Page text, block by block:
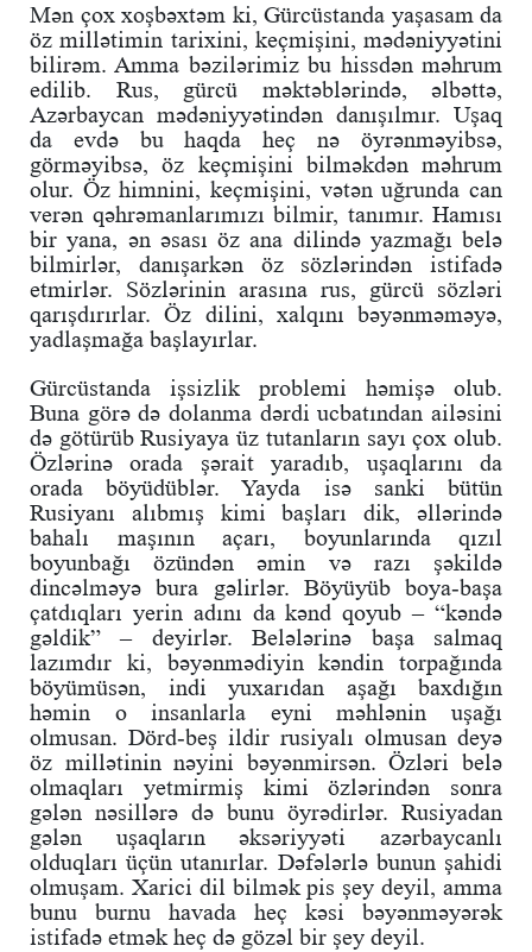
Mən çox xoşbəxtəm ki, Gürcüstanda yaşasam da
öz millətimin tarixini, keçmişini, mədəniyyətini
bilirəm. Amma bəzilərimiz bu hissdən məhrum
edilib. Rus, gürcü məktəblərində, əlbəttə,
Azərbaycan mədəniyyətindən danışılmır. Uşaq
da evdə bu haqda heç nə öyrənməyibsə,
görməyibsə, öz keçmişini bilməkdən məhrum
olur. Öz himnini, keçmişini, vətən uğrunda can
verən qəhrəmanlarımızı bilmir, tanımır. Hamısı
bir yana, ən əsası öz ana dilində yazmağı belə
bilmirlər, danışarkən öz sözlərindən istifadə
etmirlər. Sözlərinin arasına rus, gürcü sözləri
qarışdırırlar. Öz dilini, xalqını bəyənməməyə,
yadlaşmağa başlayırlar.
Gürcüstanda işsizlik problemi həmişə olub.
Buna görə də dolanma dərdi ucbatından ailəsini
də götürüb Rusiyaya üz tutanların sayı çox olub.
Özlərinə orada şərait yaradıb, uşaqlarını da
orada böyüdüblər. Yayda isə sanki bütün
Rusiyanı alıbmış kimi başları dik, əllərində
bahalı maşının açarı, boyunlarında qızıl
boyunbağı özündən əmin və razı şəkildə
dincəlməyə bura gəlirlər. Böyüyüb boya-başa
çatdıqları yerin adını da kənd qoyub – “kəndə
gəldik” – deyirlər. Belələrinə başa salmaq
lazımdır ki, bəyənmədiyin kəndin torpağında
böyümüsən, indi yuxarıdan aşağı baxdığın
həmin o insanlarla eyni məhlənin uşağı
olmusan. Dörd-beş ildir rusiyalı olmusan deyə
öz millətinin nəyini bəyənmirsən. Özləri belə
olmaqları yetmirmiş kimi özlərindən sonra
gələn nəsillərə də bunu öyrədirlər. Rusiyadan
gələn uşaqların əksəriyyəti azərbaycanlı
olduqları üçün utanırlar. Dəfələrlə bunun şahidi
olmuşam. Xarici dil bilmək pis şey deyil, amma
bunu burnu havada heç kəsi bəyənməyərək
istifadə etmək heç də gözəl bir şey deyil.